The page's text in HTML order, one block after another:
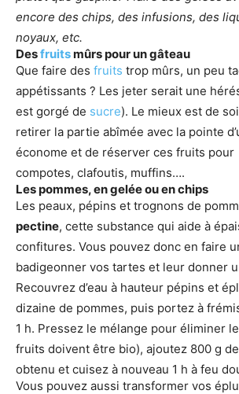
encore des chips, des infusions, des
noyaux, etc.
Desfruitsmûrs pour un gâteau
Que faire des fruits trop mûrs, un peu
appétissants ? Les jeter serait une
est gorgé de sucre). Le mieux est de
retirer la partie abîmée avec la pointe
économe et de réserver ces fruits
compotes, clafoutis, muffins….
Les pommes, en gelée ou en chips
Les peaux, pépins et trognons de
pectine, cette substance qui aide à
confitures. Vous pouvez donc en faire
badigeonner vos tartes et leur donner
Recouvrez d’eau à hauteur pépins et
dizaine de pommes, puis portez à
1 h. Pressez le mélange pour éliminer
fruits doivent être bio), ajoutez 800 g de
obtenu et cuisez à nouveau 1 h à feu
Vous pouvez aussi transformer vos